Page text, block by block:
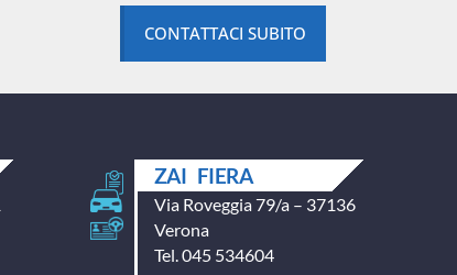
CONTATTACI SUBITO
ZAI FIERA
Via Roveggia 79/a – 37136
Verona
Tel. 045 534604